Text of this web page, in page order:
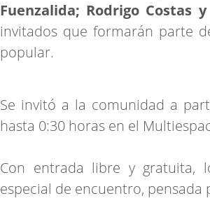
Fuenzalida; Rodrigo Costas
invitados que formarán parte
popular.
Se invitó a la comunidad a
hasta 0:30 horas en el
Con entrada libre y gratuita,
especial de encuentro,